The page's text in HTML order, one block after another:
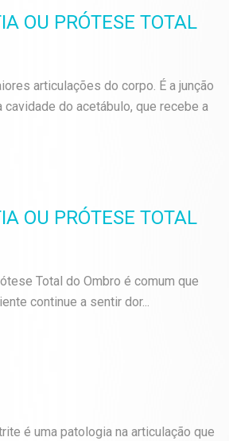
OU PRÓTESE TOTAL
articulações do corpo. É a junção
cavidade do acetábulo, que recebe a
OU PRÓTESE TOTAL
Total do Ombro é comum que
continue a sentir dor...
é uma patologia na articulação que